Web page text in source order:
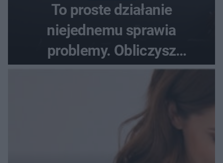
To proste działanie
niejednemu sprawia
problemy. Obliczysz
poprawnie, ile to jest